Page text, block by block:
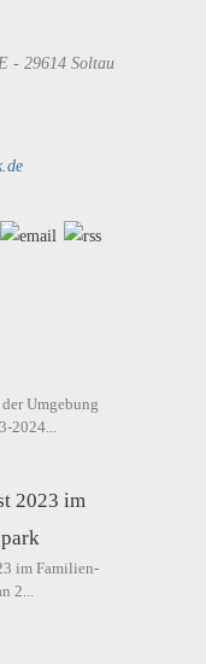
- 29614 Soltau
Umgebung
2024...
2023 im
im Familien-
2...